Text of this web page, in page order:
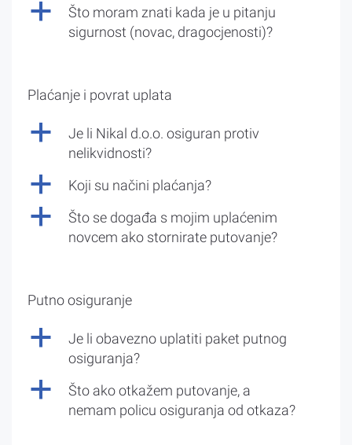
a
Što moram znati kada je u pitanju
sigurnost (novac, dragocjenosti)?
Plaćanje i povrat uplata
a
Je li Nikal d.o.o. osiguran protiv
nelikvidnosti?
a Koji su načini plaćanja?
a
Što se događa s mojim uplaćenim
novcem ako stornirate putovanje?
Putno osiguranje
a
Je li obavezno uplatiti paket putnog
osiguranja?
a
Što ako otkažem putovanje, a
nemam policu osiguranja od otkaza?